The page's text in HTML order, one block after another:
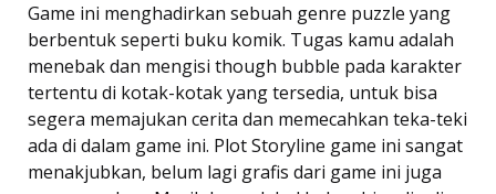
Game ini menghadirkan sebuah genre puzzle yang
berbentuk seperti buku komik. Tugas kamu adalah
menebak dan mengisi though bubble pada karakter
tertentu di kotak-kotak yang tersedia, untuk bisa
segera memajukan cerita dan memecahkan teka-teki
ada di dalam game ini. Plot Storyline game ini sangat
menakjubkan, belum lagi grafis dari game ini juga